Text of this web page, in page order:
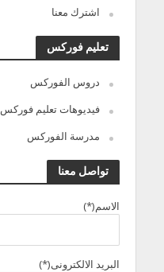
اشترك معنا
تعليم فوركس
دروس الفوركس
فيديوهات تعليم فوركس
مدرسة الفوركس
تواصل معنا
الاسم(*)
البريد الالكترونى(*)